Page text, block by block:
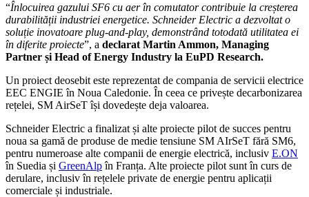
“Înlocuirea gazului SF6 cu aer în comutator contribuie la creșterea
durabilității industriei energetice. Schneider Electric a dezvoltat o
soluție inovatoare plug-and-play, demonstrând totodată utilitatea ei
în diferite proiecte”, a declarat Martin Ammon, Managing
Partner și Head of Energy Industry la EuPD Research.
Un proiect deosebit este reprezentat de compania de servicii electrice
EEC ENGIE în Noua Caledonie. În ceea ce privește decarbonizarea
rețelei, SM AirSeT își dovedește deja valoarea.
Schneider Electric a finalizat și alte proiecte pilot de succes pentru
noua sa gamă de produse de medie tensiune SM AIrSeT fără SM6,
pentru numeroase alte companii de energie electrică, inclusiv E.ON
în Suedia și GreenAlpîn Franța. Alte proiecte pilot sunt în curs de
derulare, inclusiv în rețelele private de energie pentru aplicații
comerciale și industriale.